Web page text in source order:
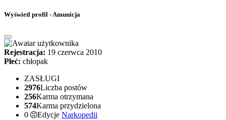
Wyświetl profil - Amunicja
Rejestracja: 19 czerwca 2010
Płeć: chłopak
ZASŁUGI
2976Liczba postów
256Karma otrzymana
574Karma przydzielona
0
Edycje Narkopedii